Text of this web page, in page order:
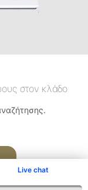
Live chat
στον κλάδο